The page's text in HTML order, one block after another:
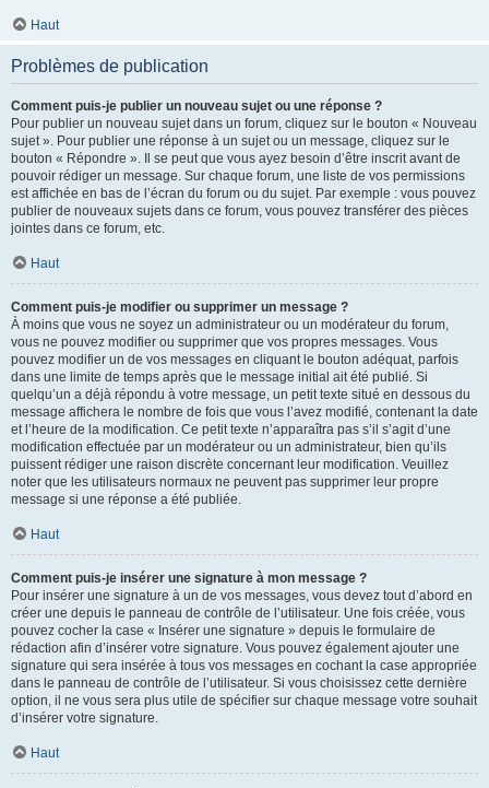
Haut
Problèmes de publication
Comment puis-je publier un nouveau sujet ou une réponse ?
Pour publier un nouveau sujet dans un forum, cliquez sur le bouton « Nouveau
sujet ». Pour publier une réponse à un sujet ou un message, cliquez sur le
bouton « Répondre ». Il se peut que vous ayez besoin d’être inscrit avant de
pouvoir rédiger un message. Sur chaque forum, une liste de vos permissions
est affichée en bas de l’écran du forum ou du sujet. Par exemple : vous pouvez
publier de nouveaux sujets dans ce forum, vous pouvez transférer des pièces
jointes dans ce forum, etc.
Haut
Comment puis-je modifier ou supprimer un message ?
À moins que vous ne soyez un administrateur ou un modérateur du forum,
vous ne pouvez modifier ou supprimer que vos propres messages. Vous
pouvez modifier un de vos messages en cliquant le bouton adéquat, parfois
dans une limite de temps après que le message initial ait été publié. Si
quelqu’un a déjà répondu à votre message, un petit texte situé en dessous du
message affichera le nombre de fois que vous l’avez modifié, contenant la date
et l’heure de la modification. Ce petit texte n’apparaîtra pas s’il s’agit d’une
modification effectuée par un modérateur ou un administrateur, bien qu’ils
puissent rédiger une raison discrète concernant leur modification. Veuillez
noter que les utilisateurs normaux ne peuvent pas supprimer leur propre
message si une réponse a été publiée.
Haut
Comment puis-je insérer une signature à mon message ?
Pour insérer une signature à un de vos messages, vous devez tout d’abord en
créer une depuis le panneau de contrôle de l’utilisateur. Une fois créée, vous
pouvez cocher la case « Insérer une signature » depuis le formulaire de
rédaction afin d’insérer votre signature. Vous pouvez également ajouter une
signature qui sera insérée à tous vos messages en cochant la case appropriée
dans le panneau de contrôle de l’utilisateur. Si vous choisissez cette dernière
option, il ne vous sera plus utile de spécifier sur chaque message votre souhait
d’insérer votre signature.
Haut